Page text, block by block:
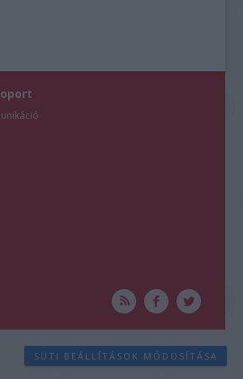
SÜTI BEÁLLÍTÁSOK MÓDOSÍTÁSA